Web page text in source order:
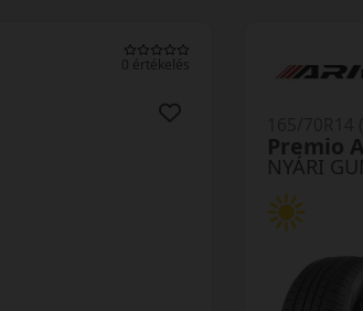
0 értékelés
NYÁRI
N-Blue